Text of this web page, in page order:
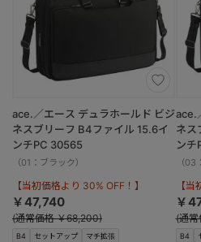
B4 セットアップ マチ拡張
ace.／エース デュラホールド ビジ
ネスブリーフ B4ファイル 15.6イ
ンチPC 30565
（01：ブラック）
【当初価格より 30% OFF！】
￥47,740
(通常価格 ￥68,200)
B4
ace.
ネス
ンチ
（03
【
￥
(通常